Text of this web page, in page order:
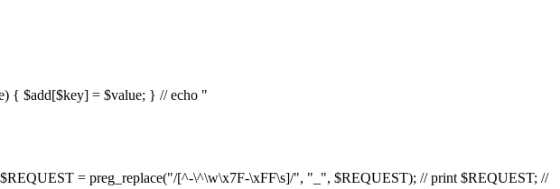
{ $add[$key] = $value; } // echo "
= preg_replace("/[^-\^\w\x7F-\xFF\s]/", "_", $REQUEST); // print $REQUEST; //